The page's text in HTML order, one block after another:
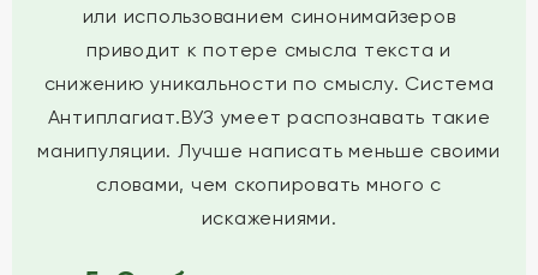
или использованием синонимайзеров
приводит к потере смысла текста и
снижению уникальности по смыслу. Система
Антиплагиат.ВУЗ умеет распознавать такие
манипуляции. Лучше написать меньше своими
словами, чем скопировать много с
искажениями.